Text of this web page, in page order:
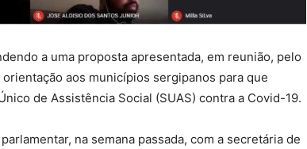
a uma proposta apresentada, em reunião, pelo
aos municípios sergipanos para que
de Assistência Social (SUAS) contra a Covid-19.
na semana passada, com a secretária de